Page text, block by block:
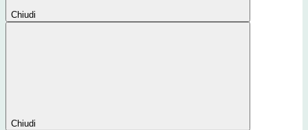
Chiudi
Chiudi